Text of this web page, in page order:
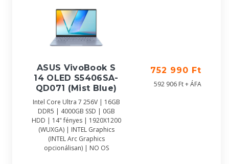
ASUS VivoBook S
14 OLED S5406SA-
QD071 (Mist Blue)
Intel Core Ultra 7 256V | 16GB
DDR5 | 4000GB SSD | 0GB
HDD | 14" fényes | 1920X1200
(WUXGA) | INTEL Graphics
(INTEL Arc Graphics
opcionálisan) | NO OS
752 990 Ft
592 906 Ft + ÁFA